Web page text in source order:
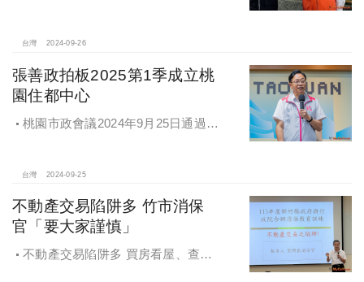
台灣 2024-09-26
張善政拍板2025第1季成立桃
園住都中心
桃園市政會議2024年9月25日通過
住都中心
台灣 2024-09-25
不動產交易陷阱多 竹市消保
官「要大家謹慎」
不動產交易陷阱多 買房看屋、查